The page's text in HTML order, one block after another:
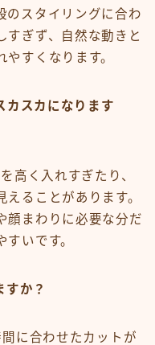
のスタイリングに合わ
すぎず、自然な動きと
すくなります。
カスカになります
高く入れすぎたり、
ることがあります。
顔まわりに必要な分だ
いです。
すか？
に合わせたカットが